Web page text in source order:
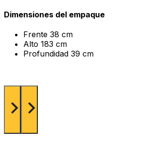
Dimensiones del empaque
Frente 38 cm
Alto 183 cm
Profundidad 39 cm